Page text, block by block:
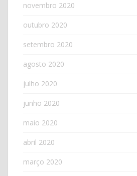
novembro 2020
outubro 2020
setembro 2020
agosto 2020
julho 2020
junho 2020
maio 2020
abril 2020
março 2020